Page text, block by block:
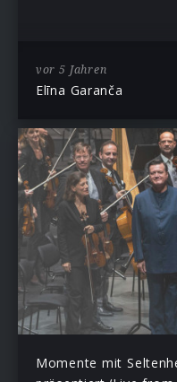
vor 5 Jahren
Elīna Garanča
Momente mit